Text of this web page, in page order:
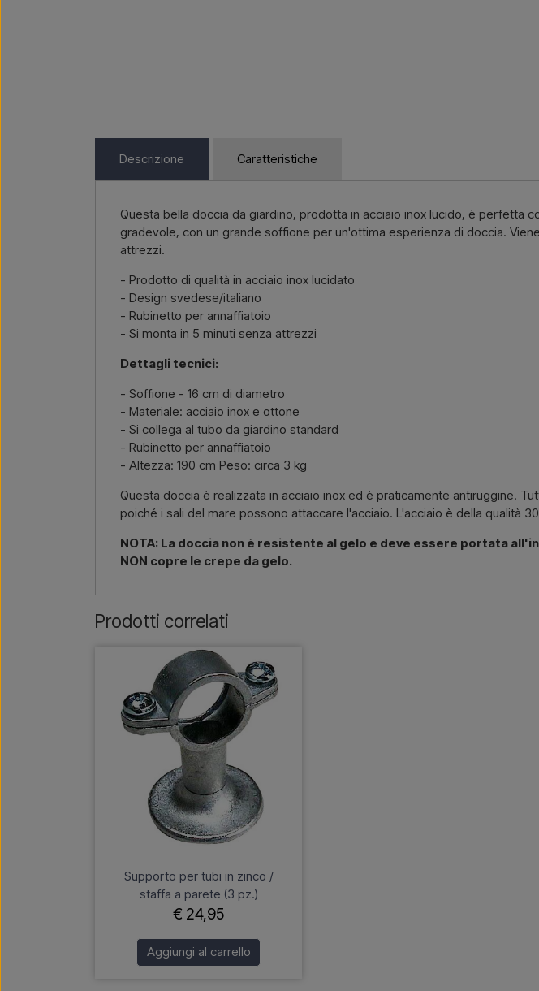
Descrizione Caratteristiche
Questa bella doccia da giardino, prodotta in acciaio inox lucido, è perfetta
gradevole, con un grande soffione per un'ottima esperienza di doccia.
attrezzi.
- Prodotto di qualità in acciaio inox lucidato
- Design svedese/italiano
- Rubinetto per annaffiatoio
- Si monta in 5 minuti senza attrezzi
Dettagli tecnici:
- Soffione - 16 cm di diametro
- Materiale: acciaio inox e ottone
- Si collega al tubo da giardino standard
- Rubinetto per annaffiatoio
- Altezza: 190 cm Peso: circa 3 kg
Questa doccia è realizzata in acciaio inox ed è praticamente antiruggine.
poiché i sali del mare possono attaccare l'acciaio. L'acciaio è della qualità
NOTA: La doccia non è resistente al gelo e deve essere portata
NON copre le crepe da gelo.
Prodotti correlati
Supporto per tubi in zinco /
staffa a parete (3 pz.)
€ 24,95
Aggiungi al carrello